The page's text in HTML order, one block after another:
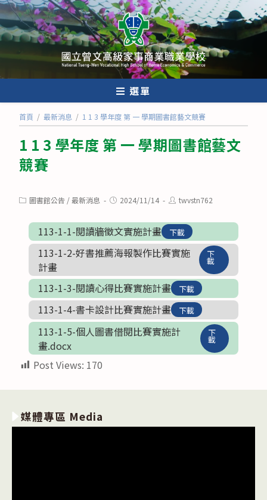
跳
轉
至
內
選單
首頁 / 最新消息 / 1 1 3 學年度 第 一 學期圖書館藝文競賽
1 1 3 學年度 第 一 學期圖書館藝文
競賽
Post圖書館公告 /最新消息
Post2024/11/14
Posttwvstn762
113-1-1-閱讀牆徵文實施計畫 下載
113-1-2-好書推薦海報製作比賽實施
計畫
下
載
113-1-3-閱讀心得比賽實施計畫 下載
113-1-4-書卡設計比賽實施計畫 下載
113-1-5-個人圖書借閱比賽實施計
畫.docx
下
載
Post Views: 170
媒體專區 Media